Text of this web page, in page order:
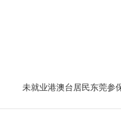
未就业港澳台居民东莞参